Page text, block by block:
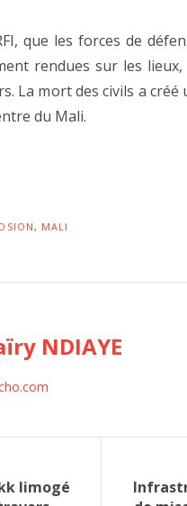
que les forces de
rendues sur les
La mort des civils a créé
du Mali.
, MALI
NDIAYE
limogé